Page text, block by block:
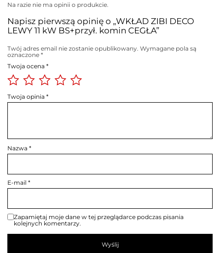
Na razie nie ma opinii o produkcie.
Napisz pierwszą opinię o „WKŁAD ZIBI DECO
LEWY 11 kW BS+przył. komin CEGŁA”
Twój adres email nie zostanie opublikowany. Wymagane pola są
oznaczone *
Twoja ocena *
Twoja opinia *
Nazwa *
E-mail *
Zapamiętaj moje dane w tej przeglądarce podczas pisania
kolejnych komentarzy.